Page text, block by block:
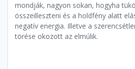
mondják, nagyon sokan, hogyha
összeilleszteni és a holdfény alatt
negatív energia. Illetve a
törése okozott az elmúlik.